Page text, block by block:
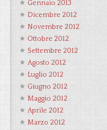
Gennaio 2013
Dicembre 2012
Novembre 2012
Ottobre 2012
Settembre 2012
Agosto 2012
Luglio 2012
Giugno 2012
Maggio 2012
Aprile 2012
Marzo 2012